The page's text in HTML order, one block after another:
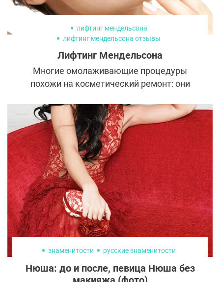
лифтинг мендельсона
лифтинг мендельсона отзывы
Лифтинг Мендельсона
Многие омолаживающие процедуры
похожи на косметический ремонт: они
визуальные проявления старения и
освежают кожу. Но, что делать, если лицу
требуются капитальные меры? Всерьез
задуматься о лифтинге Мендельсона —
качественной и глубокой, но при этом
бережной подтяжке, эффект от которой
сохранится на десятилетия.
знаменитости русские знаменитости
Нюша: до и после, певица Нюша без